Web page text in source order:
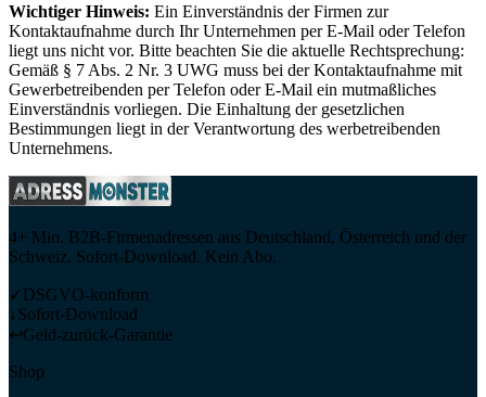
Wichtiger Hinweis: Ein Einverständnis der Firmen zur
Kontaktaufnahme durch Ihr Unternehmen per E-Mail oder Telefon
liegt uns nicht vor. Bitte beachten Sie die aktuelle Rechtsprechung:
Gemäß § 7 Abs. 2 Nr. 3 UWG muss bei der Kontaktaufnahme mit
Gewerbetreibenden per Telefon oder E-Mail ein mutmaßliches
Einverständnis vorliegen. Die Einhaltung der gesetzlichen
Bestimmungen liegt in der Verantwortung des werbetreibenden
Unternehmens.
4+ Mio. B2B-Firmenadressen aus Deutschland, Österreich und der
Schweiz. Sofort-Download. Kein Abo.
✓ DSGVO-konform
↓Sofort-Download
↩Geld-zurück-Garantie
Shop